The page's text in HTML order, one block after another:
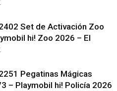
Set de Activación Zoo
hi! Zoo 2026 – El
Pegatinas Mágicas
– Playmobil hi! Policía 2026